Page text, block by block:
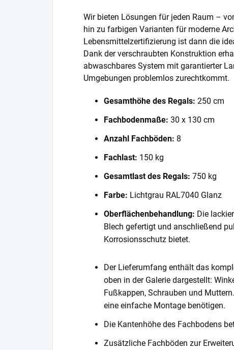
Wir bieten Lösungen für jeden Raum –
hin zu farbigen Varianten für moderne
Lebensmittelzertifizierung ist dann die
Dank der verschraubten Konstruktion
abwaschbares System mit garantierter
Umgebungen problemlos zurechtkommt.
Gesamthöhe des Regals: 250 cm
Fachbodenmaße: 30 x 130 cm
Anzahl Fachböden: 8
Fachlast: 150 kg
Gesamtlast des Regals: 750 kg
Farbe: Lichtgrau RAL7040 Glanz
Oberflächenbehandlung: Die
Blech gefertigt und anschließend
Korrosionsschutz bietet.
Der Lieferumfang enthält das
oben in der Galerie dargestellt:
Fußkappen, Schrauben und
eine einfache Montage benötigen.
Die Kantenhöhe des Fachbodens
Zusätzliche Fachböden zur